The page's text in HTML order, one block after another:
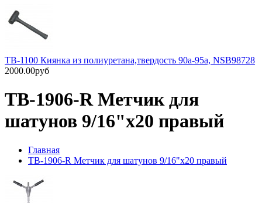
TB-1100 Киянка из полиуретана,твердость 90а-95а, NSB98728
2000.00руб
TB-1906-R Метчик для
шатунов 9/16"х20 правый
Главная
TB-1906-R Метчик для шатунов 9/16"х20 правый